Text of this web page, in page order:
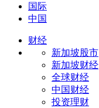
国际
中国
财经
新加坡股市
新加坡财经
全球财经
中国财经
投资理财